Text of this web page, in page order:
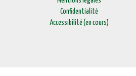
Confidentialité
Accessibilité (en cours)